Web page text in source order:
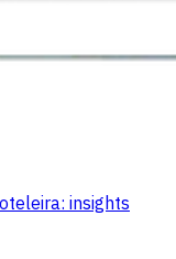
insights